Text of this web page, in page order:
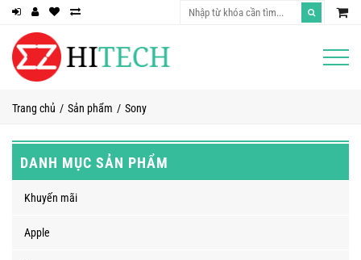
Trang chủ Sản phẩm Sony
DANH MỤC SẢN PHẨM
Khuyến mãi
Apple